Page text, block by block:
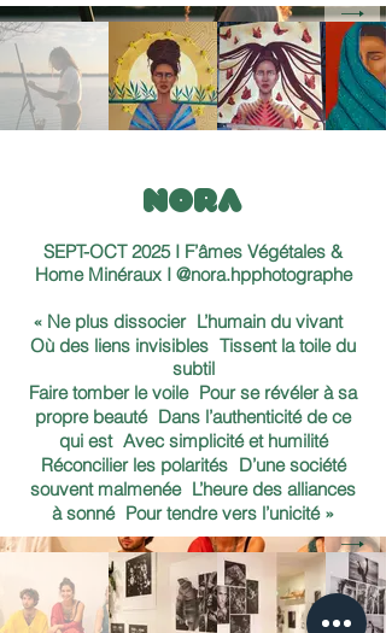
Julia
“Le corps dans sa diversité, peut devenir un puissant outil
de lutte. C’est à travers cette exposition de la condition
humaine, à la croisée de l’intime et du politique, que je vous
NORA
SEPT-OCT 2025 I F’âmes Végétales &
Home Minéraux I @nora.hpphotographe
« Ne plus dissocier L’humain du vivant
Où des liens invisibles Tissent la toile du
subtil
Faire tomber le voile Pour se révéler à sa
propre beauté Dans l’authenticité de ce
qui est Avec simplicité et humilité
Réconcilier les polarités D’une société
souvent malmenée L’heure des alliances
à sonné Pour tendre vers l’unicité »